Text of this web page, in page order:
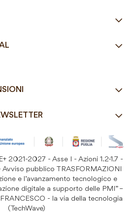
19:00
2021-2027 - Asse I - Azioni 1.2-1.7 -
– Avviso pubblico TRASFORMAZIONI
e l’avanzamento tecnologico e
digitale a supporto delle PMI” –
- la via della tecnologia
(TechWave)